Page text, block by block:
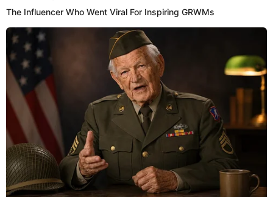
habría chocado contra otro vehículo en la avenida Brasil.
Luis Chumbiauca
Accidente de tránsito